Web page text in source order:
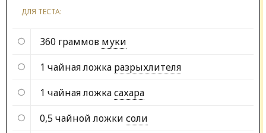
ДЛЯ ТЕСТА:
360 граммов муки
1 чайная ложка разрыхлителя
1 чайная ложкасахара
0,5 чайной ложки соли